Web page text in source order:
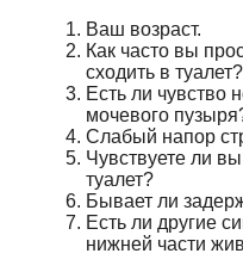
Ваш возраст.
Как часто вы
сходить в туалет?
Есть ли чувство
мочевого
Слабый напор
Чувствуете ли
туалет?
Бывает ли
Есть ли другие
нижней части